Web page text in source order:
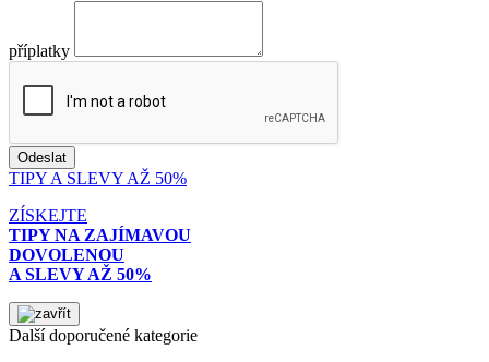
příplatky
TIPY A SLEVY AŽ 50%
ZÍSKEJTE
TIPY NA ZAJÍMAVOU
DOVOLENOU
A SLEVY AŽ 50%
Další doporučené kategorie